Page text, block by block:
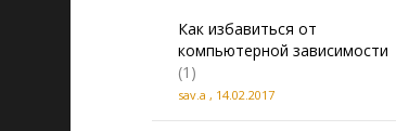
Как избавиться от
компьютерной зависимости
(1)
sav.a , 14.02.2017